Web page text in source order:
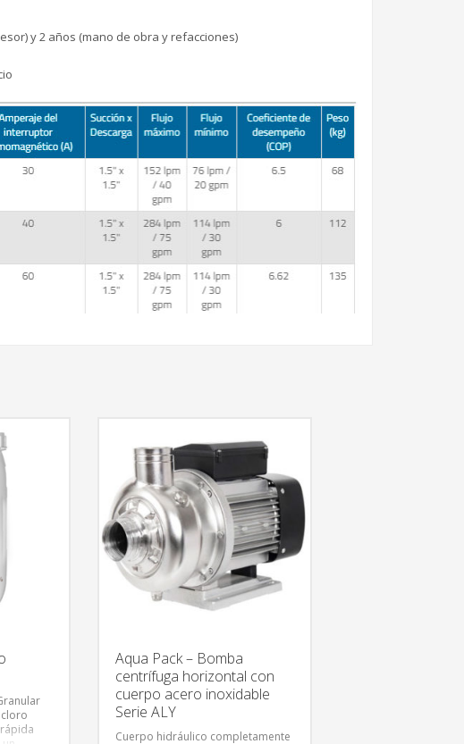
y 2 años (mano de obra y refacciones)
Aqua Pack – Bomba
centrífuga horizontal con
cuerpo acero inoxidable
Serie ALY
Cuerpo hidráulico completamente